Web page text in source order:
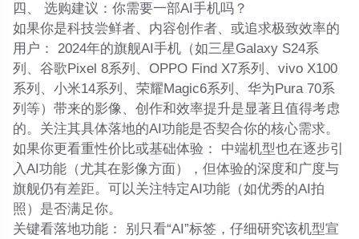
四、 选购建议：你需要一部AI手机吗？
如果你是科技尝鲜者、内容创作者、或追求极致效率的
用户：
2024年的旗舰AI手机（如三星Galaxy S24系
列、谷歌Pixel 8系列、OPPO Find X7系列、vivo X100
系列、小米14系列、荣耀Magic6系列、华为Pura 70系
列等）带来的影像、创作和效率提升是显著且值得考虑
的。关注其具体落地的AI功能是否契合你的核心需求。
如果你更看重性价比或基础体验：
中端机型也在逐步引
入AI功能（尤其在影像方面），但体验的深度和广度与
旗舰仍有差距。可以关注特定AI功能（如优秀的AI拍
照）是否满足你。
关键看落地功能：
别只看“AI”标签，仔细研究该机型宣